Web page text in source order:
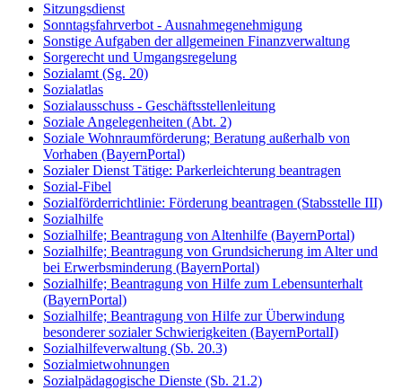
Sitzungsdienst
Sonntagsfahrverbot - Ausnahmegenehmigung
Sonstige Aufgaben der allgemeinen Finanzverwaltung
Sorgerecht und Umgangsregelung
Sozialamt (Sg. 20)
Sozialatlas
Sozialausschuss - Geschäftsstellenleitung
Soziale Angelegenheiten (Abt. 2)
Soziale Wohnraumförderung; Beratung außerhalb von
Vorhaben (BayernPortal)
Sozialer Dienst Tätige: Parkerleichterung beantragen
Sozial-Fibel
Sozialförderrichtlinie: Förderung beantragen (Stabsstelle III)
Sozialhilfe
Sozialhilfe; Beantragung von Altenhilfe (BayernPortal)
Sozialhilfe; Beantragung von Grundsicherung im Alter und
bei Erwerbsminderung (BayernPortal)
Sozialhilfe; Beantragung von Hilfe zum Lebensunterhalt
(BayernPortal)
Sozialhilfe; Beantragung von Hilfe zur Überwindung
besonderer sozialer Schwierigkeiten (BayernPortalI)
Sozialhilfeverwaltung (Sb. 20.3)
Sozialmietwohnungen
Sozialpädagogische Dienste (Sb. 21.2)